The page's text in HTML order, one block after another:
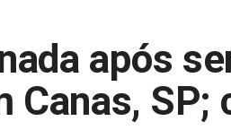
após
Canas, SP;